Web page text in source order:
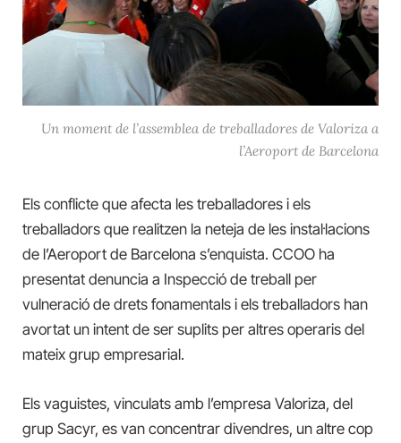
Un moment de l’assemblea de treballadores de Valoriza a
l’Aeroport de Barcelona
Els conflicte que afecta les treballadores i els
treballadors que realitzen la neteja de les instal·lacions
de l’Aeroport de Barcelona s’enquista. CCOO ha
presentat denuncia a Inspecció de treball per
vulneració de drets fonamentals i els treballadors han
avortat un intent de ser suplits per altres operaris del
mateix grup empresarial.
Els vaguistes, vinculats amb l’empresa Valoriza, del
grup Sacyr, es van concentrar divendres, un altre cop